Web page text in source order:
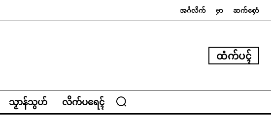
အၚ်္ဂလိက် ဗၟာ ဆက်စၠောံ
ထံက်ပၚ်
သၟာန်သွဟ် လိက်ပရေၚ်